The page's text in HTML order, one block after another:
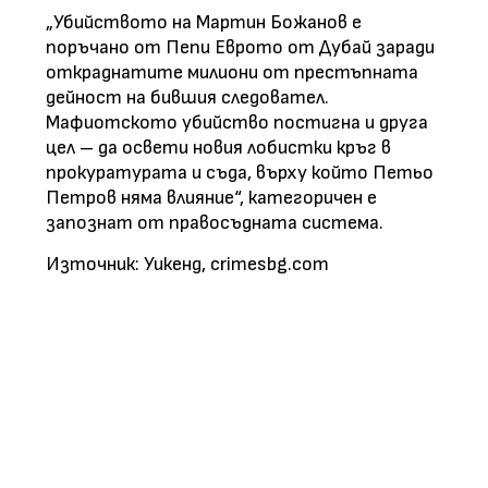
„Убийството на Мартин Божанов е
поръчано от Пепи Еврото от Дубай заради
откраднатите милиони от престъпната
дейност на бившия следовател.
Мафиотското убийство постигна и друга
цел – да освети новия лобистки кръг в
прокуратурата и съда, върху който Петьо
Петров няма влияние“, категоричен е
запознат от правосъдната система.
Източник: Уикенд, crimesbg.com